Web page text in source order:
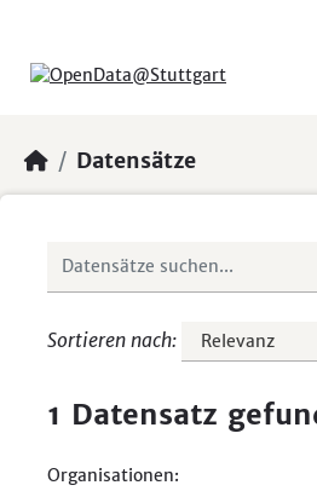
Datensätze
Sortieren nach
1 Datensatz
Organisationen: